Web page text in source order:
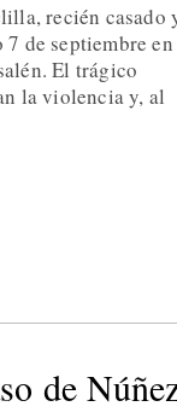
recién casado
de septiembre
El trágico
la violencia y, al
de